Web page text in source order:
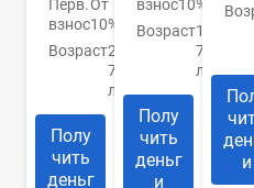
Перв.
взнос
От
10%
Возраст21-
70
лет
Полу
чить
деньг
взнос10%
Возраст18-
70
лет
Полу
чить
деньг
и
и